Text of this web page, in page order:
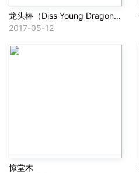
龙头棒（Diss Young Dragon/3bangz/狠毒男孩）
2017-05-12
惊堂木